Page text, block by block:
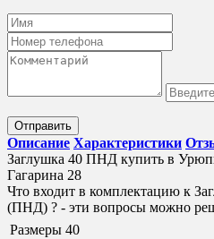
Отправить
Описание Характеристики
Заглушка 40 ПНД купить в
Гагарина 28
Что входит в комплектацию к
(ПНД) ? - эти вопросы можно
Размеры 40